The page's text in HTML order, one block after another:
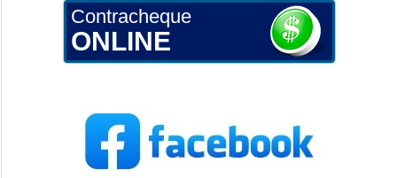
Contracheque
ONLINE